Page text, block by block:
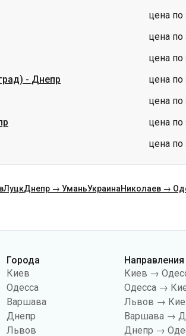
цена по
цена по
цена по
- Днепр
цена по
цена по
цена по
цена по
ЛуцкДнепр → УманьУкраинаНиколаев →
Города
Киев
Одесса
Варшава
Днепр
Львов
Направления
Киев →
Одесса →
Львов →
Варшава →
Днепр →